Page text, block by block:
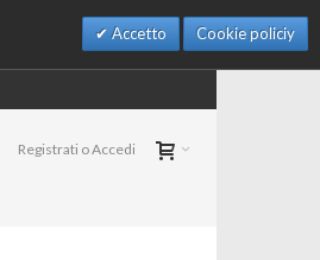
Accetto Cookie policiy
Registrati o Accedi